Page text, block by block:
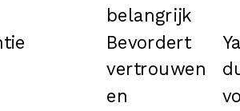
belangrijk
Bevordert
vertrouwen
en